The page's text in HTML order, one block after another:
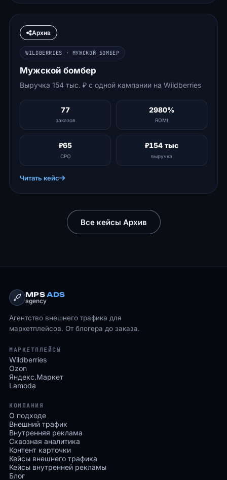
Архив
WILDBERRIES · МУЖСКОЙ БОМБЕР
Мужской бомбер
Выручка 154 тыс. ₽ с одной кампании на Wildberries
77
заказов
2980%
ROMI
₽65
CPO
₽154 тыс
выручка
Читать кейс
Все кейсы Архив
MPSADS
agency
Агентство внешнего трафика для
маркетплейсов. От блогера до заказа.
МАРКЕТПЛЕЙСЫ
Wildberries
Ozon
Яндекс.Маркет
Lamoda
КОМПАНИЯ
О подходе
Внешний трафик
Внутренняя реклама
Сквозная аналитика
Контент карточки
Кейсы внешнего трафика
Кейсы внутренней рекламы
Блог